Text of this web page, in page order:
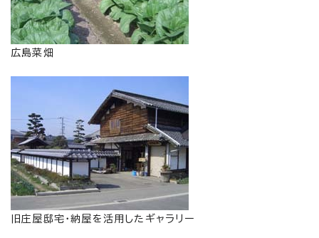
広島菜畑
旧庄屋邸宅・納屋を活用したギャラリー